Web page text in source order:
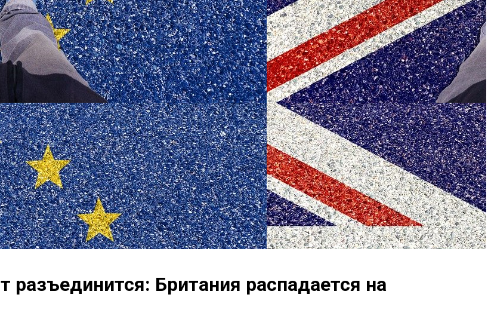
разъединится: Британия распадается на